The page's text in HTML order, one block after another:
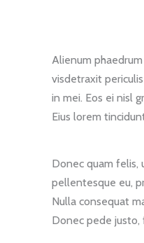
Alienum
visdetraxit
in mei. Eos ei nisl
Eius lorem
Donec quam felis,
pellentesque eu,
Nulla consequat
Donec pede justo,